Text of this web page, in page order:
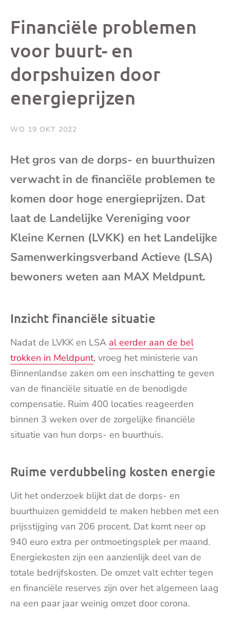
op
je
Financiële problemen
voor buurt- en
dorpshuizen door
energieprijzen
WO 19 OKT 2022
Het gros van de dorps- en buurthuizen
verwacht in de financiële problemen te
komen door hoge energieprijzen. Dat
laat de Landelijke Vereniging voor
Kleine Kernen (LVKK) en het Landelijke
Samenwerkingsverband Actieve (LSA)
bewoners weten aan MAX Meldpunt.
Inzicht financiële situatie
Nadat de LVKK en LSA al eerder aan de bel
trokken in Meldpunt, vroeg het ministerie van
Binnenlandse zaken om een inschatting te geven
van de financiële situatie en de benodigde
compensatie. Ruim 400 locaties reageerden
binnen 3 weken over de zorgelijke financiële
situatie van hun dorps- en buurthuis.
Ruime verdubbeling kosten energie
Uit het onderzoek blijkt dat de dorps- en
buurthuizen gemiddeld te maken hebben met een
prijsstijging van 206 procent. Dat komt neer op
940 euro extra per ontmoetingsplek per maand.
Energiekosten zijn een aanzienlijk deel van de
totale bedrijfskosten. De omzet valt echter tegen
en financiële reserves zijn over het algemeen laag
na een paar jaar weinig omzet door corona.